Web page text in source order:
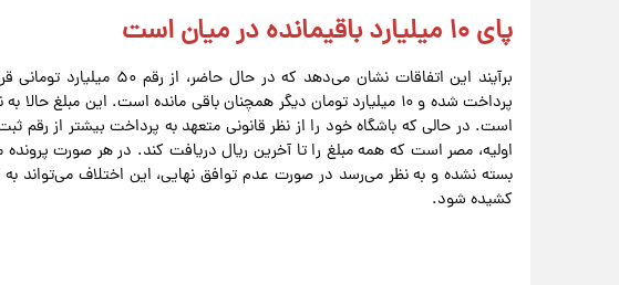
پای ۱۰ میلیارد باقیمانده در میان است
پرداخت شده و ۱۰ میلیارد تومان دیگر همچنان باقی مانده است. این
است. در حالی که باشگاه خود را از نظر قانونی متعهد به پرداخت بیشتر از رقم
اولیه، مصر است که همه مبلغ را تا آخرین ریال دریافت کند. در هر صورت
بسته نشده و به نظر می‌رسد در صورت عدم توافق نهایی، این اختلاف می‌تواند
کشیده شود.